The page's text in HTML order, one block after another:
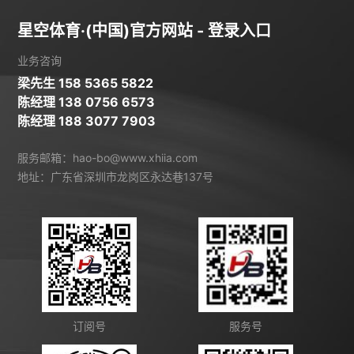
星空体育·(中国)官方网站 - 登录入口
业务咨询
梁先生 158 5365 5822
陈经理 138 0756 6573
陈经理 188 3077 7903
服务邮箱：hao-bo@www.xhiia.com
地址：广东省深圳市龙岗区永达巷137号
订阅号 服务号